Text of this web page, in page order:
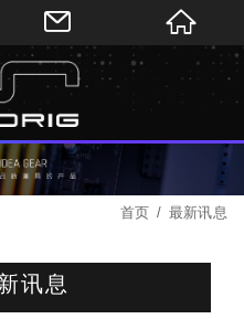
首页 最新讯息
讯息